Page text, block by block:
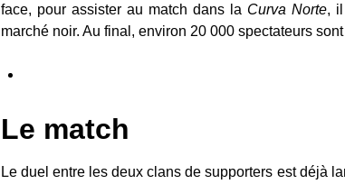
face, pour assister au match dans la Curva Norte,
marché noir. Au final, environ 20 000 spectateurs
Le match
Le duel entre les deux clans de supporters est déjà